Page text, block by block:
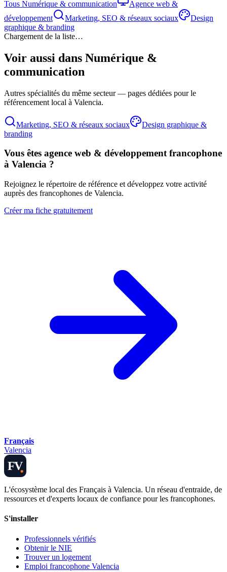
Tous Numérique & communication
Agence web &
développement
Marketing, SEO & réseaux sociaux
Design
graphique & branding
Chargement de la liste…
Voir aussi dans Numérique &
communication
Autres spécialités du même secteur — pages dédiées pour le
référencement local à Valencia.
Marketing, SEO & réseaux sociaux
Design graphique &
branding
Vous êtes agence web & développementfrancophone
à Valencia ?
Rejoignez le répertoire de référence et développez votre activité
auprès des francophones de Valencia.
Créer ma fiche gratuitement
Français
Valencia
FV
L'écosystème local des Français à Valencia. Un réseau d'entraide, de
ressources et d'experts locaux de confiance pour les francophones.
S'installer
Professionnels vérifiés
Obtenir le NIE
Trouver un logement
Emploi francophone Valencia